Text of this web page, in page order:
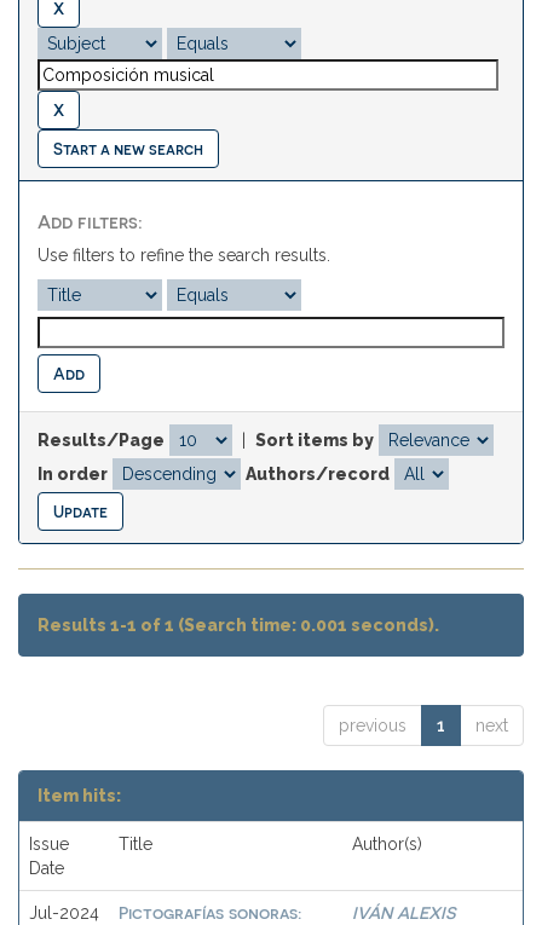
Start a new search
Add filters:
Use filters to refine the search results.
Results/Page
Sort items by
In order
Authors/record
Results 1-1 of 1 (Search time: 0.001 seconds).
previous 1 next
Item hits:
Issue
Date
Title Author(s)
Jul-2024
Pictografías sonoras:
IVÁN ALEXIS